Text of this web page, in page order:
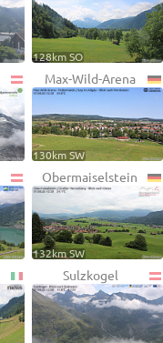
128km SO
Max-Wild-Arena
130km SW
Obermaiselstein
132km SW
Sulzkogel